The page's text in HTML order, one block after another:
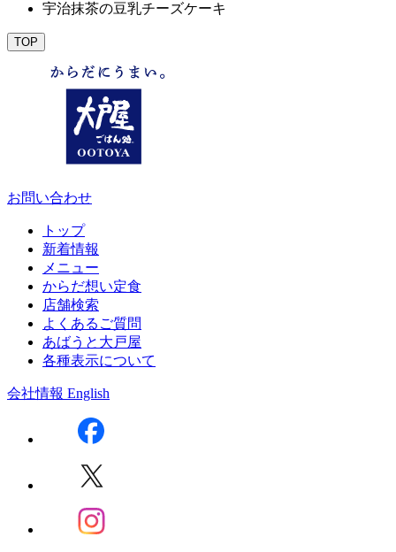
宇治抹茶の豆乳チーズケーキ
TOP
お問い合わせ
トップ
新着情報
メニュー
からだ想い定食
店舗検索
よくあるご質問
あばうと大戸屋
各種表示について
会社情報 English